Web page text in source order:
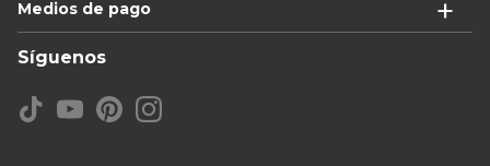
Medios de pago
Síguenos